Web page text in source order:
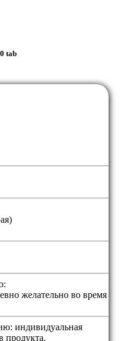
tab
желательно во время
индивидуальная
продукта.